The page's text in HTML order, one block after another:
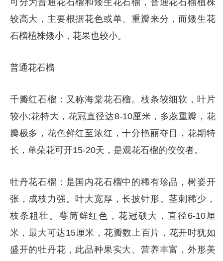
可分为普通花石榴和矮生花石榴，普通花石榴植株
较高大，主要根据花色或单、重瓣来分，而矮生花
石榴植株矮小，花果也较小。
普通花石榴
千瓣红石榴：又称海棠花石榴。枝条较细软，叶片
较小;花特大，花冠直径达8-10厘米，多蕊重瓣，花
瓣极多，花色鲜红至浓红，十分艳丽夺目，花期特
长，单朵花可开15-20天，是观花石榴的佼佼者。
牡丹花石榴：是国内花石榴中的稀有珍品，树姿开
张，成枝力强。叶大宽厚，长披针形。茎刺稀少，
枝条粗壮。萼筒鲜红色，花冠硕大，直径6-10厘
米，最大可达15厘米，花瓣数上百片，花开时犹如
盛开的牡丹花，此品种果实大、营养丰富，外形美